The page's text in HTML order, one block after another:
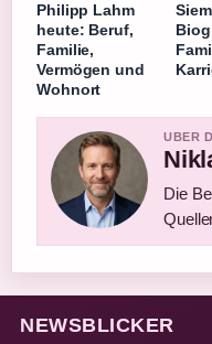
Philipp Lahm
heute: Beruf,
Familie,
Vermögen und
Wohnort
UBER
Die
NEWSBLICKER